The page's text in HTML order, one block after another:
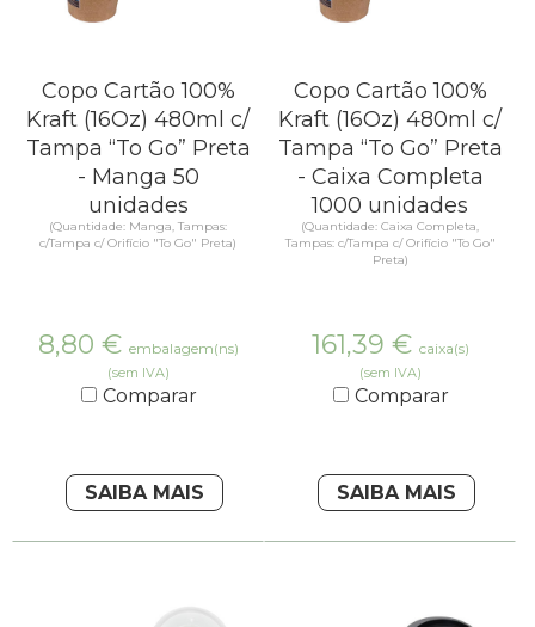
Copo Cartão 100%
Kraft (16Oz) 480ml c/
Tampa “To Go” Preta
- Manga 50
unidades
(Quantidade: Manga, Tampas:
c/Tampa c/ Orifício "To Go" Preta)
8,80 € embalagem(ns)
(sem IVA)
Comparar
SAIBA MAIS
Copo Cartão 100%
Kraft (16Oz) 480ml c/
Tampa “To Go” Preta
- Caixa Completa
1000 unidades
(Quantidade: Caixa Completa,
Tampas: c/Tampa c/ Orifício "To Go"
Preta)
161,39 € caixa(s)
(sem IVA)
Comparar
SAIBA MAIS